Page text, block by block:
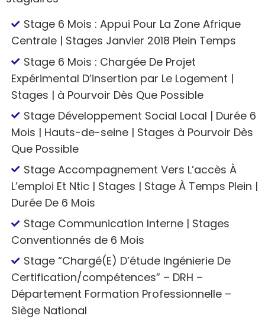
Stage 6 Mois : Appui Pour La Zone Afrique
Centrale | Stages Janvier 2018 Plein Temps
Stage 6 Mois : Chargée De Projet
Expérimental D’insertion par Le Logement |
Stages | à Pourvoir Dès Que Possible
Stage Développement Social Local | Durée 6
Mois | Hauts-de-seine | Stages à Pourvoir Dès
Que Possible
Stage Accompagnement Vers L’accès À
L’emploi Et Ntic | Stages | Stage À Temps Plein |
Durée De 6 Mois
Stage Communication Interne | Stages
Conventionnés de 6 Mois
Stage “Chargé(E) D’étude Ingénierie De
Certification/compétences” – DRH –
Département Formation Professionnelle –
Siège National